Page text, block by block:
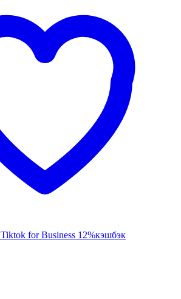
Tiktok for Business 12%кэшбэк